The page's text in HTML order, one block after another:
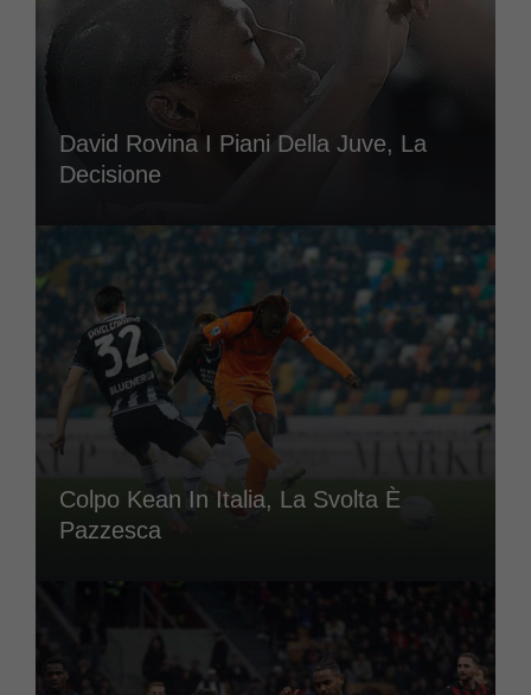
David Rovina I Piani Della Juve, La
Decisione
Colpo Kean In Italia, La Svolta È
Pazzesca